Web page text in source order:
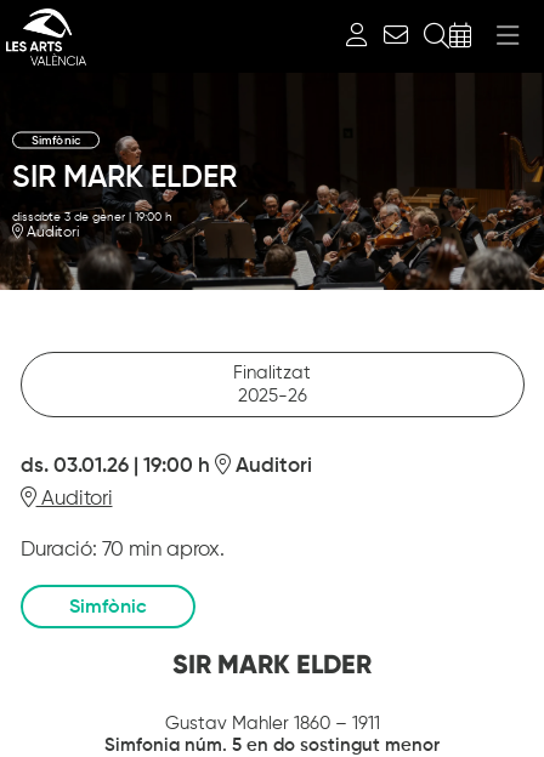
Simfònic
SIR MARK ELDER
dissabte 3 de gener | 19:00 h
Auditori
Finalitzat
2025-26
ds. 03.01.26| 19:00 h
Auditori
Auditori
Duració: 70 min aprox.
Simfònic
SIR MARK ELDER
Gustav Mahler 1860 – 1911
Simfonia núm. 5 en do sostingut menor